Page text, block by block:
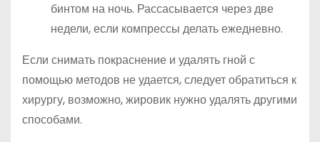
бинтом на ночь. Рассасывается через две
недели, если компрессы делать ежедневно.
Если снимать покраснение и удалять гной с
помощью методов не удается, следует обратиться к
хирургу, возможно, жировик нужно удалять другими
способами.